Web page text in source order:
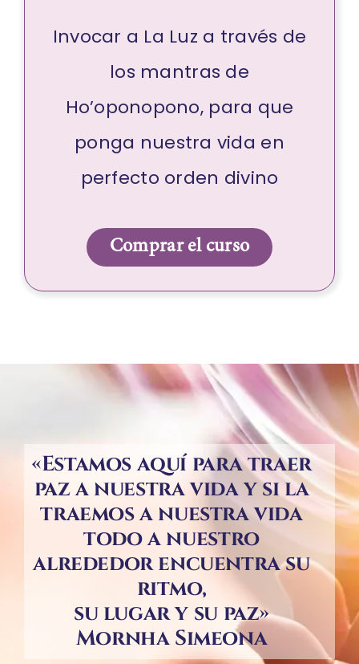
Invocar a La Luz a través de
los mantras de
Ho’oponopono, para que
ponga nuestra vida en
perfecto orden divino
Comprar el curso
«Estamos aquí para traer
paz a nuestra vida y si la
traemos a nuestra vida
todo a nuestro
alrededor encuentra su
ritmo,
su lugar y su paz»
Mornha Simeona